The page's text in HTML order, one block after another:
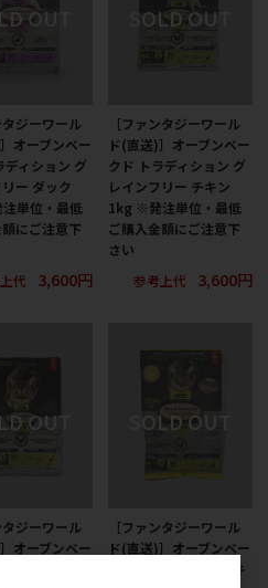
タジーワール
オーブンベー
ディション グ
ー ダック
単位・最低
にご注意下
代
3,600円
［ファンタジーワール
ド(直送)］オーブンベー
クド トラディション グ
レインフリー チキン
1kg ※発注単位・最低
ご購入金額にご注意下
さい
参考上代
3,600円
タジーワール
オーブンベー
［ファンタジーワール
ド(直送)］オーブンベー
クド トラディション キ